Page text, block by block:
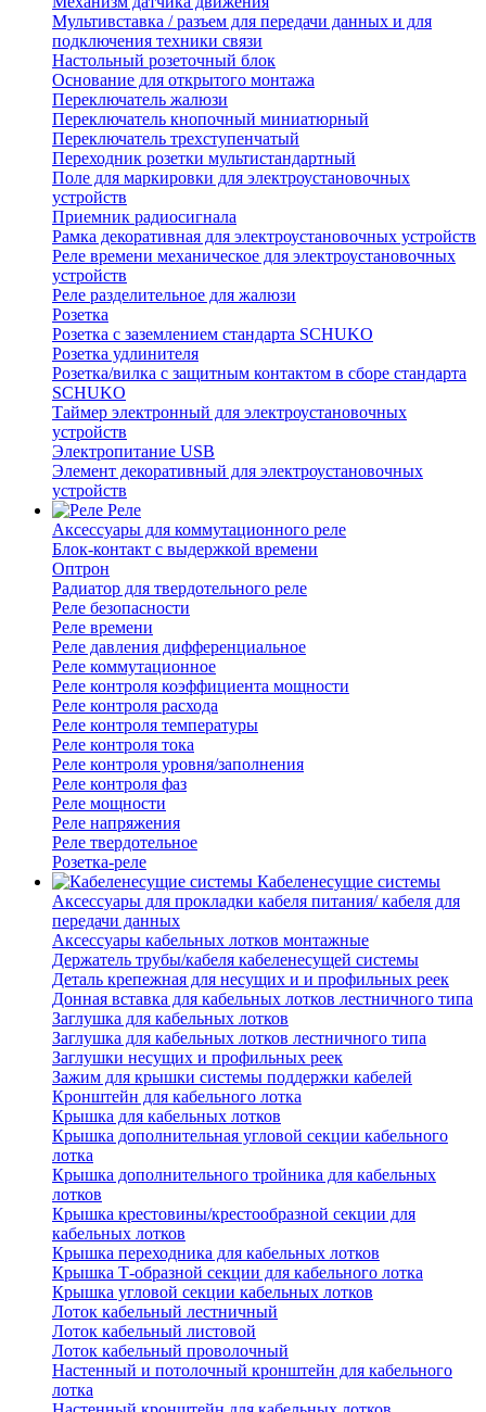
Мультивставка / разъем для передачи данных и для
подключения техники связи
Настольный розеточный блок
Основание для открытого монтажа
Переключатель жалюзи
Переключатель кнопочный миниатюрный
Переключатель трехступенчатый
Переходник розетки мультистандартный
Поле для маркировки для электроустановочных
устройств
Приемник радиосигнала
Рамка декоративная для электроустановочных устройств
Реле времени механическое для электроустановочных
устройств
Реле разделительное для жалюзи
Розетка
Розетка с заземлением стандарта SCHUKO
Розетка удлинителя
Розетка/вилка с защитным контактом в сборе стандарта
SCHUKO
Таймер электронный для электроустановочных
устройств
Электропитание USB
Элемент декоративный для электроустановочных
устройств
Реле
Аксессуары для коммутационного реле
Блок-контакт с выдержкой времени
Оптрон
Радиатор для твердотельного реле
Реле безопасности
Реле времени
Реле давления дифференциальное
Реле коммутационное
Реле контроля коэффициента мощности
Реле контроля расхода
Реле контроля температуры
Реле контроля тока
Реле контроля уровня/заполнения
Реле контроля фаз
Реле мощности
Реле напряжения
Реле твердотельное
Розетка-реле
Кабеленесущие системы
Аксессуары для прокладки кабеля питания/ кабеля для
передачи данных
Аксессуары кабельных лотков монтажные
Держатель трубы/кабеля кабеленесущей системы
Деталь крепежная для несущих и и профильных реек
Донная вставка для кабельных лотков лестничного типа
Заглушка для кабельных лотков
Заглушка для кабельных лотков лестничного типа
Заглушки несущих и профильных реек
Зажим для крышки системы поддержки кабелей
Кронштейн для кабельного лотка
Крышка для кабельных лотков
Крышка дополнительная угловой секции кабельного
лотка
Крышка дополнительного тройника для кабельных
лотков
Крышка крестовины/крестообразной секции для
кабельных лотков
Крышка переходника для кабельных лотков
Крышка Т-образной секции для кабельного лотка
Крышка угловой секции кабельных лотков
Лоток кабельный лестничный
Лоток кабельный листовой
Лоток кабельный проволочный
Настенный и потолочный кронштейн для кабельного
лотка